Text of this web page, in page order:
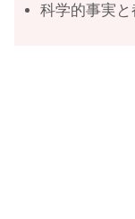
科学的事実